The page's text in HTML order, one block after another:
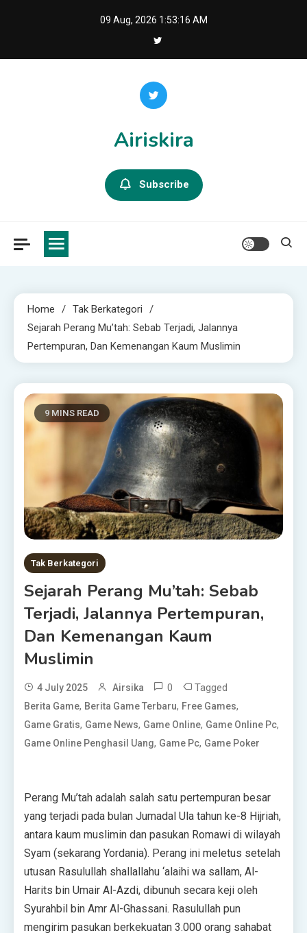
09 Aug, 2026 1:53:17 AM
Airiskira
Subscribe
Home
Tak Berkategori
Sejarah Perang Mu’tah: Sebab Terjadi, Jalannya
Pertempuran, Dan Kemenangan Kaum Muslimin
9 MINS READ
Tak Berkategori
Sejarah Perang Mu’tah: Sebab
Terjadi, Jalannya Pertempuran,
Dan Kemenangan Kaum
Muslimin
4 July 2025 Airsika 0 Tagged
Berita Game, Berita Game Terbaru, Free Games,
Game Gratis, Game News, Game Online, Game Online Pc,
Game Online Penghasil Uang, Game Pc, Game Poker
Perang Mu’tah adalah salah satu pertempuran besar
yang terjadi pada bulan Jumadal Ula tahun ke-8 Hijriah,
antara kaum muslimin dan pasukan Romawi di wilayah
Syam (sekarang Yordania). Perang ini meletus setelah
utusan Rasulullah shallallahu ‘alaihi wa sallam, Al-
Harits bin Umair Al-Azdi, dibunuh secara keji oleh
Syurahbil bin Amr Al-Ghassani. Rasulullah pun
mengirim pasukan berkekuatan 3.000 orang sahabat